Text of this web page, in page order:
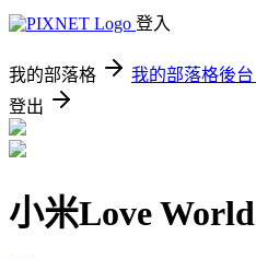
登入
我的部落格 我的部落格後台
登出
小米Love World